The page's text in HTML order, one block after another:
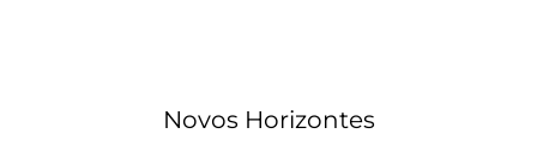
Novos Horizontes